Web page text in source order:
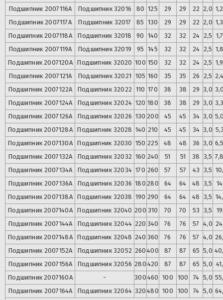
Подшипник 2007116А Подшипник 32016 80 125 29 29 22 2,0
Подшипник 2007117А Подшипник 32017 85 130 29 29 22 2,0
Подшипник 2007118А Подшипник 32018 90 140 32 32 24 2,5
Подшипник 2007119А Подшипник 32019 95 145 32 32 24 2,5
Подшипник 2007120А Подшипник 32020 100 150 32 32 24 2,5
Подшипник 2007121А Подшипник 32021 105 160 35 35 26 2,5
Подшипник 2007122А Подшипник 32022 110 170 38 38 29 3,0
Подшипник 2007124А Подшипник 32024 120 180 38 38 29 3,0
Подшипник 2007126А Подшипник 32026 130 200 45 45 34 3,0
Подшипник 2007128А Подшипник 32028 140 210 45 45 34 3,0
Подшипник 2007130А Подшипник 32030 150 225 48 48 36 3,0
Подшипник 2007132А Подшипник 32032 160 240 51 51 38 3,5
Подшипник 2007134А Подшипник 32034 170 260 57 57 43 3,5
Подшипник 2007136А Подшипник 32036 180 280 64 64 48 3,5
Подшипник 2007138А Подшипник 32038 190 290 64 64 48 3,5
Подшипник 2007140А Подшипник 32040 200 310 70 70 53 3,5
Подшипник 2007144А Подшипник 32044 220 340 76 76 57 4,0
Подшипник 2007148А Подшипник 32048 240 360 76 76 57 4,0
Подшипник 2007152А Подшипник 32052 260 400 87 87 65 5,0
Подшипник 2007156А Подшипник 32056 280 420 87 87 65 5,0
Подшипник 2007160А - 300 460 100 100 74 5,0
Подшипник 2007164А Подшипник 32064 320 480 100 100 74 5,0